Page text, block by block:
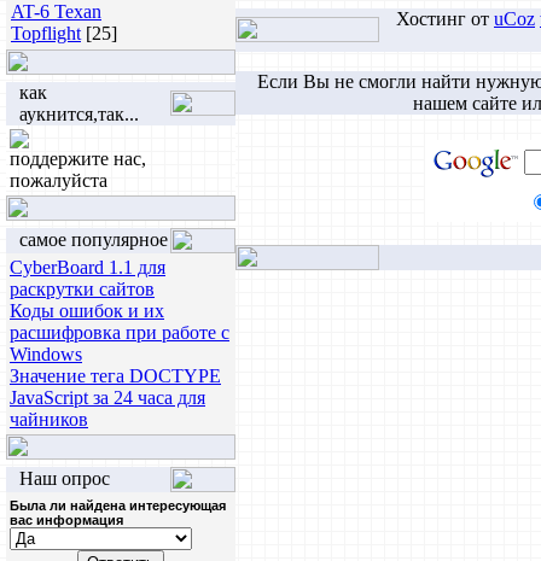
AT-6 Texan
Topflight [25]
как
аукнится,так...
поддержите нас,
пожалуйста
самое популярное
CyberBoard 1.1 для
раскрутки сайтов
Коды ошибок и их
расшифровка при работе с
Windows
Значение тега DOCTYPE
JavaScript за 24 часа для
чайников
Наш опрос
Была ли найдена интересующая
вас информация
Хостинг от uCoz
Если Вы не смогли найти
нашем сайте